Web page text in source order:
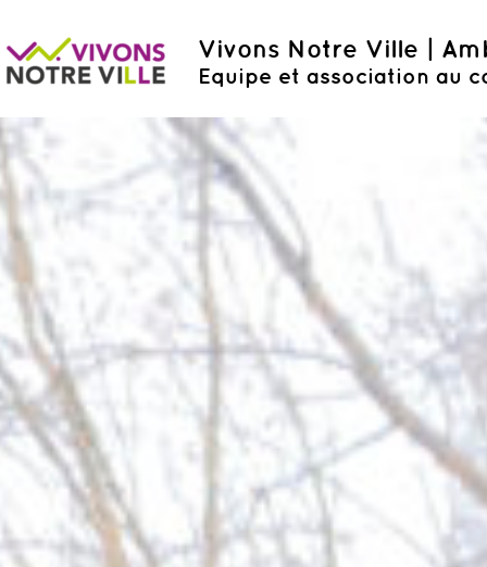
Vivons Notre Ville |
Equipe et association au